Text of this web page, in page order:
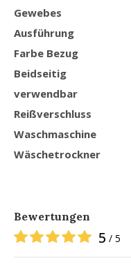
Gewebes
Ausführung
Farbe Bezug
Beidseitig
verwendbar
Reißverschluss
Waschmaschine
Wäschetrockner
Bewertungen
5 / 5